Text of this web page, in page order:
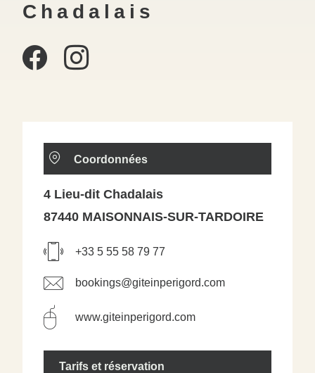
Chadalais
Coordonnées
4 Lieu-dit Chadalais
87440 MAISONNAIS-SUR-TARDOIRE
+33 5 55 58 79 77
bookings@giteinperigord.com
www.giteinperigord.com
Tarifs et réservation